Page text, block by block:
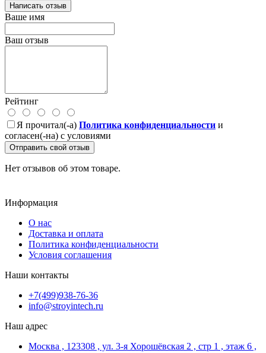
Написать отзыв
Ваше имя
Ваш отзыв
Рейтинг
Я прочитал(-а) Политика конфиденциальности и
согласен(-на) с условиями
Отправить свой отзыв
Нет отзывов об этом товаре.
Информация
О нас
Доставка и оплата
Политика конфиденциальности
Условия соглашения
Наши контакты
+7(499)938-76-36
info@stroyintech.ru
Наш адрес
Москва , 123308 , ул. 3-я Хорошёвская 2 , стр 1 , этаж 6 ,